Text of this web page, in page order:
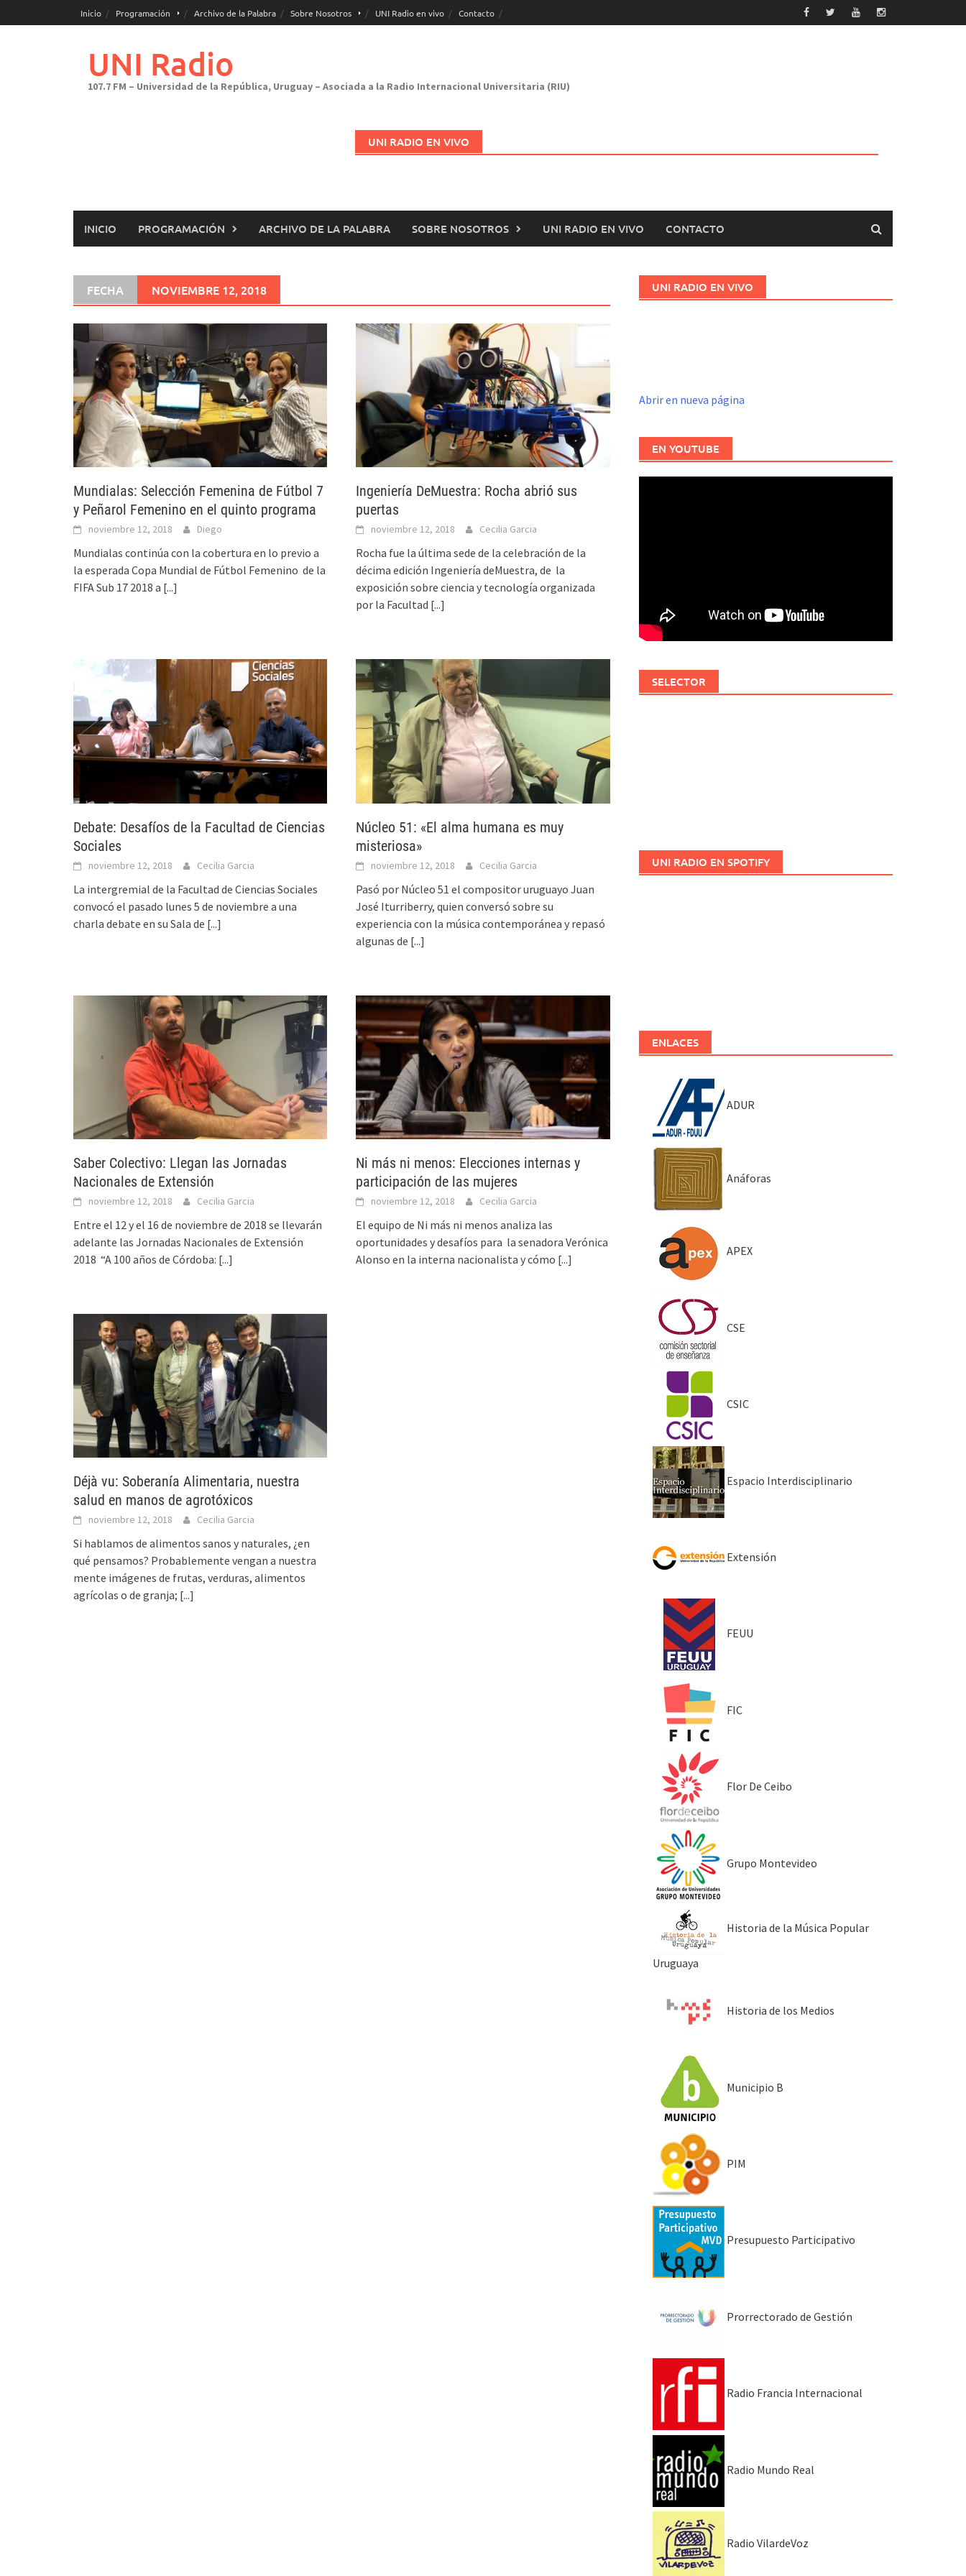
al
Inicio Programación Archivo de la Palabra Sobre Nosotros UNI Radio en vivo Contacto
UNI Radio
107.7 FM – Universidad de la República, Uruguay – Asociada a la Radio Internacional Universitaria (RIU)
UNI RADIO EN VIVO
INICIO PROGRAMACIÓN ARCHIVO DE LA PALABRA SOBRE NOSOTROS UNI RADIO EN VIVO CONTACTO
FECHA NOVIEMBRE 12, 2018
Mundialas: Selección Femenina de Fútbol 7
y Peñarol Femenino en el quinto programa
noviembre 12, 2018 Diego
Mundialas continúa con la cobertura en lo previo a
la esperada Copa Mundial de Fútbol Femenino de la
FIFA Sub 17 2018 a [...]
Ingeniería DeMuestra: Rocha abrió sus
puertas
noviembre 12, 2018 Cecilia Garcia
Rocha fue la última sede de la celebración de la
décima edición Ingeniería deMuestra, de la
exposición sobre ciencia y tecnología organizada
por la Facultad [...]
Debate: Desafíos de la Facultad de Ciencias
Sociales
noviembre 12, 2018 Cecilia Garcia
La intergremial de la Facultad de Ciencias Sociales
convocó el pasado lunes 5 de noviembre a una
charla debate en su Sala de [...]
Núcleo 51: «El alma humana es muy
misteriosa»
noviembre 12, 2018 Cecilia Garcia
Pasó por Núcleo 51 el compositor uruguayo Juan
José Iturriberry, quien conversó sobre su
experiencia con la música contemporánea y repasó
algunas de [...]
Saber Colectivo: Llegan las Jornadas
Nacionales de Extensión
noviembre 12, 2018 Cecilia Garcia
Entre el 12 y el 16 de noviembre de 2018 se llevarán
adelante las Jornadas Nacionales de Extensión
2018 “A 100 años de Córdoba: [...]
Ni más ni menos: Elecciones internas y
participación de las mujeres
noviembre 12, 2018 Cecilia Garcia
El equipo de Ni más ni menos analiza las
oportunidades y desafíos para la senadora Verónica
Alonso en la interna nacionalista y cómo [...]
Déjà vu: Soberanía Alimentaria, nuestra
salud en manos de agrotóxicos
noviembre 12, 2018 Cecilia Garcia
Si hablamos de alimentos sanos y naturales, ¿en
qué pensamos? Probablemente vengan a nuestra
mente imágenes de frutas, verduras, alimentos
agrícolas o de granja; [...]
UNI RADIO EN VIVO
Abrir en nueva página
EN YOUTUBE
SELECTOR
UNI RADIO EN SPOTIFY
ENLACES
ADUR
Anáforas
APEX
CSE
CSIC
Espacio Interdisciplinario
Extensión
FEUU
FIC
Flor De Ceibo
Grupo Montevideo
Historia de la Música Popular
Uruguaya
Historia de los Medios
Municipio B
PIM
Presupuesto Participativo
Prorrectorado de Gestión
Radio Francia Internacional
Radio Mundo Real
Radio VilardeVoz